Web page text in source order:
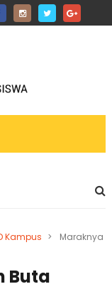
Kampus >
Maraknya
Buta